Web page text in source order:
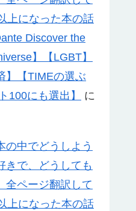
上になった本の話
Discover the
】【LGBT】
】【TIMEの選ぶ
100にも選出】
に
の中でどうしよう
きで、どうしても
全ページ翻訳して
上になった本の話